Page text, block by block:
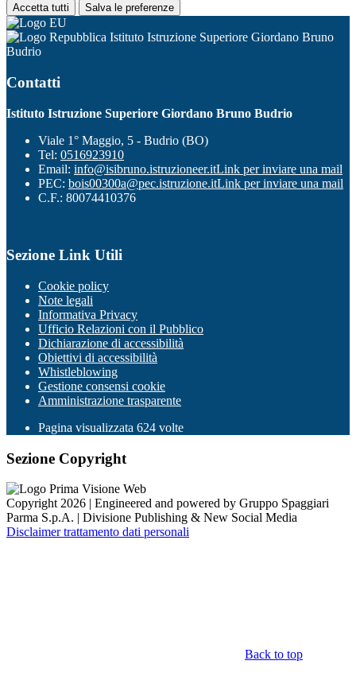
Accetta tutti Salva le preferenze
Istituto Istruzione Superiore Giordano Bruno
Budrio
Contatti
Istituto Istruzione Superiore Giordano Bruno Budrio
Viale 1° Maggio, 5 - Budrio (BO)
Tel: 0516923910
Email: info@isibruno.istruzioneer.itLink per inviare una mail
PEC: bois00300a@pec.istruzione.itLink per inviare una mail
C.F.: 80074410376
Sezione Link Utili
Cookie policy
Note legali
Informativa Privacy
Ufficio Relazioni con il Pubblico
Dichiarazione di accessibilità
Obiettivi di accessibilità
Whistleblowing
Gestione consensi cookie
Amministrazione trasparente
Pagina visualizzata 624 volte
Sezione Copyright
Copyright 2026 | Engineered and powered by Gruppo Spaggiari
Parma S.p.A. | Divisione Publishing & New Social Media
Disclaimer trattamento dati personali
Back to top